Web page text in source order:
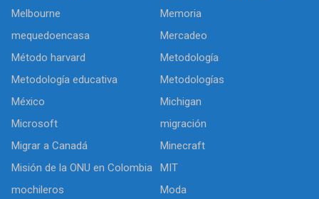
Melbourne
Memoria
mequedoencasa
Mercadeo
Método harvard
Metodología
Metodología educativa
Metodologías
México
Michigan
Microsoft
migración
Migrar a Canadá
Minecraft
Misión de la ONU en Colombia
MIT
mochileros
Moda